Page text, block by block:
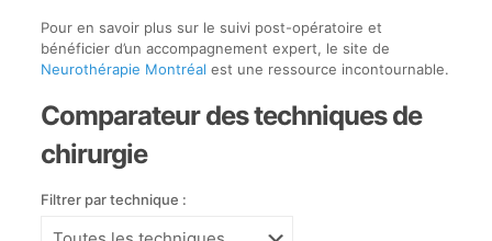
Pour en savoir plus sur le suivi post-opératoire et
bénéficier d’un accompagnement expert, le site de
Neurothérapie Montréal est une ressource incontournable.
Comparateur des techniques de
chirurgie
Filtrer par technique :